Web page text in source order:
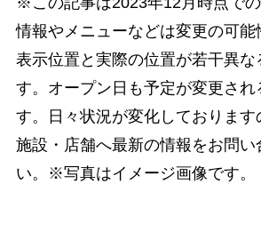
情報やメニューなどは変更の可能
表示位置と実際の位置が若干異な
す。オープン日も予定が変更され
す。日々状況が変化しております
施設・店舗へ最新の情報をお問い
い。※写真はイメージ画像です。